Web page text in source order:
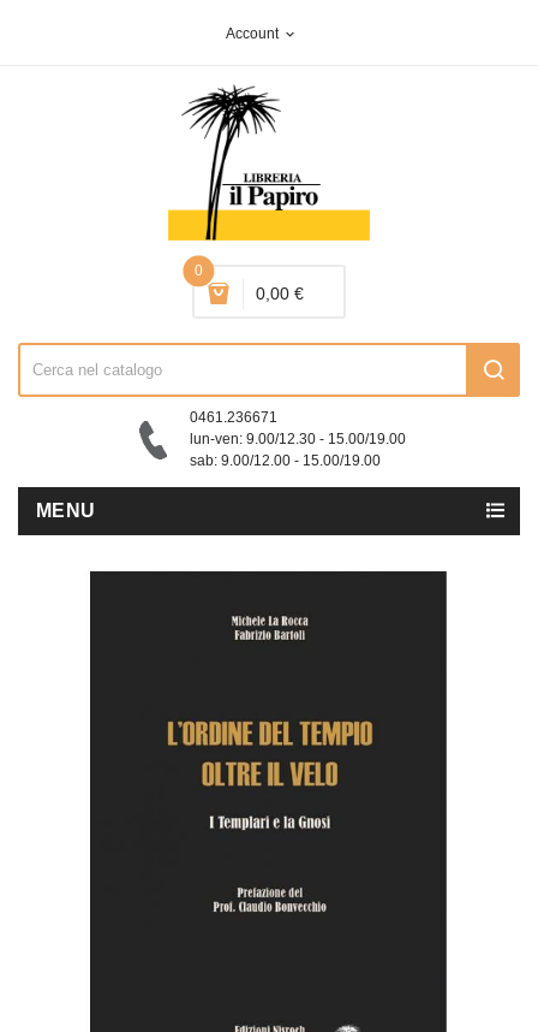
Account expand_more
0
0,00 €
0461.236671
lun-ven: 9.00/12.30 - 15.00/19.00
sab: 9.00/12.00 - 15.00/19.00
MENU